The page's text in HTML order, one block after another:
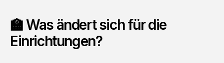
🏫 Was ändert sich für die
Einrichtungen?